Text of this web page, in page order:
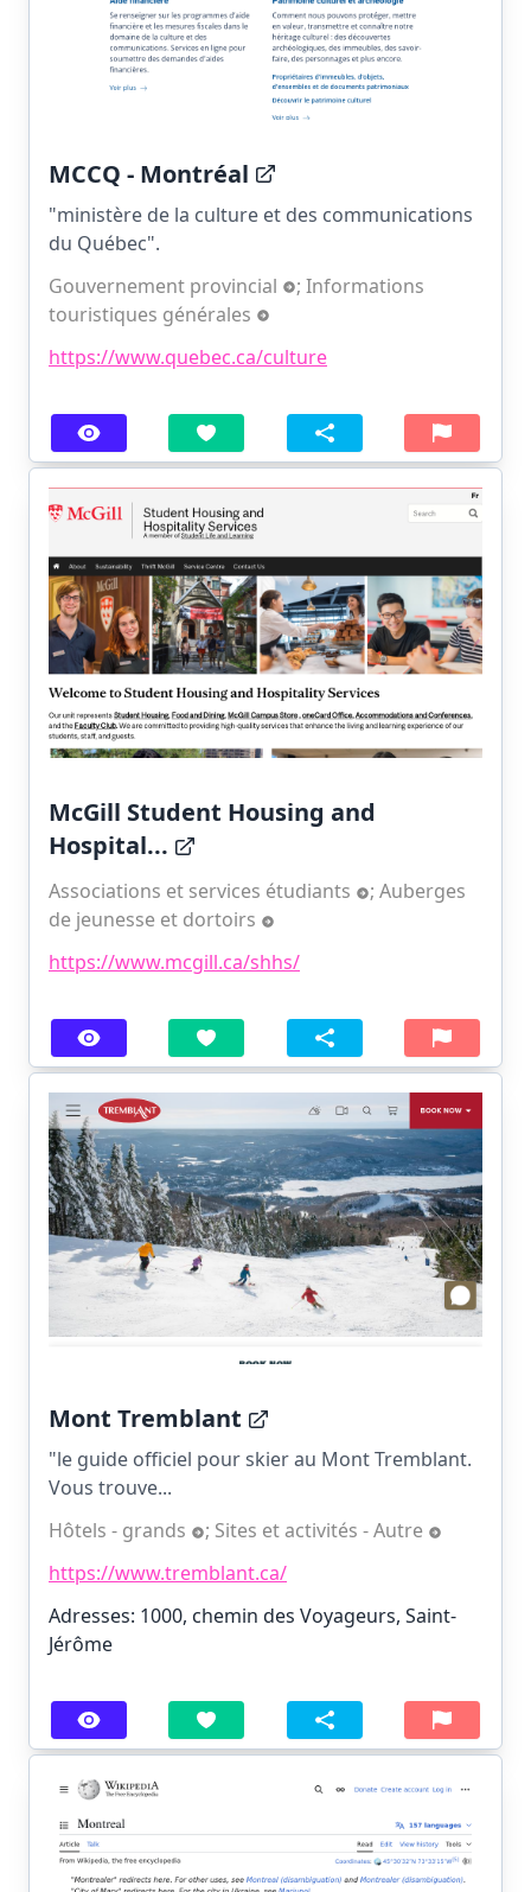
MCCQ - Montréal
"ministère de la culture et des communications
du Québec".
Gouvernement provincial
; Informations
touristiques générales
https://www.quebec.ca/culture
McGill Student Housing and
Hospital...
Associations et services étudiants ; Auberges
de jeunesse et dortoirs
https://www.mcgill.ca/shhs/
Mont Tremblant
"le guide officiel pour skier au Mont Tremblant.
Vous trouve...
Hôtels - grands
; Sites et activités - Autre
https://www.tremblant.ca/
Adresses: 1000, chemin des Voyageurs, Saint-
Jérôme